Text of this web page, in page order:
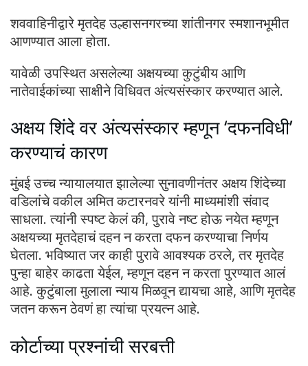
शववाहिनीद्वारे मृतदेह उल्हासनगरच्या शांतीनगर स्मशानभूमीत
आणण्यात आला होता.
यावेळी उपस्थित असलेल्या अक्षयच्या कुटुंबीय आणि
नातेवाईकांच्या साक्षीने विधिवत अंत्यसंस्कार करण्यात आले.
अक्षय शिंदे वर अंत्यसंस्कार म्हणून ‘दफनविधी’
करण्याचं कारण
मुंबई उच्च न्यायालयात झालेल्या सुनावणीनंतर अक्षय शिंदेच्या
वडिलांचे वकील अमित कटारनवरे यांनी माध्यमांशी संवाद
साधला. त्यांनी स्पष्ट केलं की, पुरावे नष्ट होऊ नयेत म्हणून
अक्षयच्या मृतदेहाचं दहन न करता दफन करण्याचा निर्णय
घेतला. भविष्यात जर काही पुरावे आवश्यक ठरले, तर मृतदेह
पुन्हा बाहेर काढता येईल, म्हणून दहन न करता पुरण्यात आलं
आहे. कुटुंबाला मुलाला न्याय मिळवून द्यायचा आहे, आणि मृतदेह
जतन करून ठेवणं हा त्यांचा प्रयत्न आहे.
कोर्टाच्या प्रश्नांची सरबत्ती